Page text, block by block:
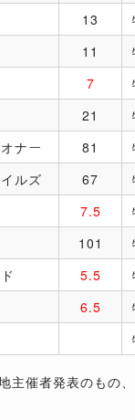
13
11
7
21
ナー 81
ルズ 67
7.5
101
5.5
6.5
主催者発表のもの